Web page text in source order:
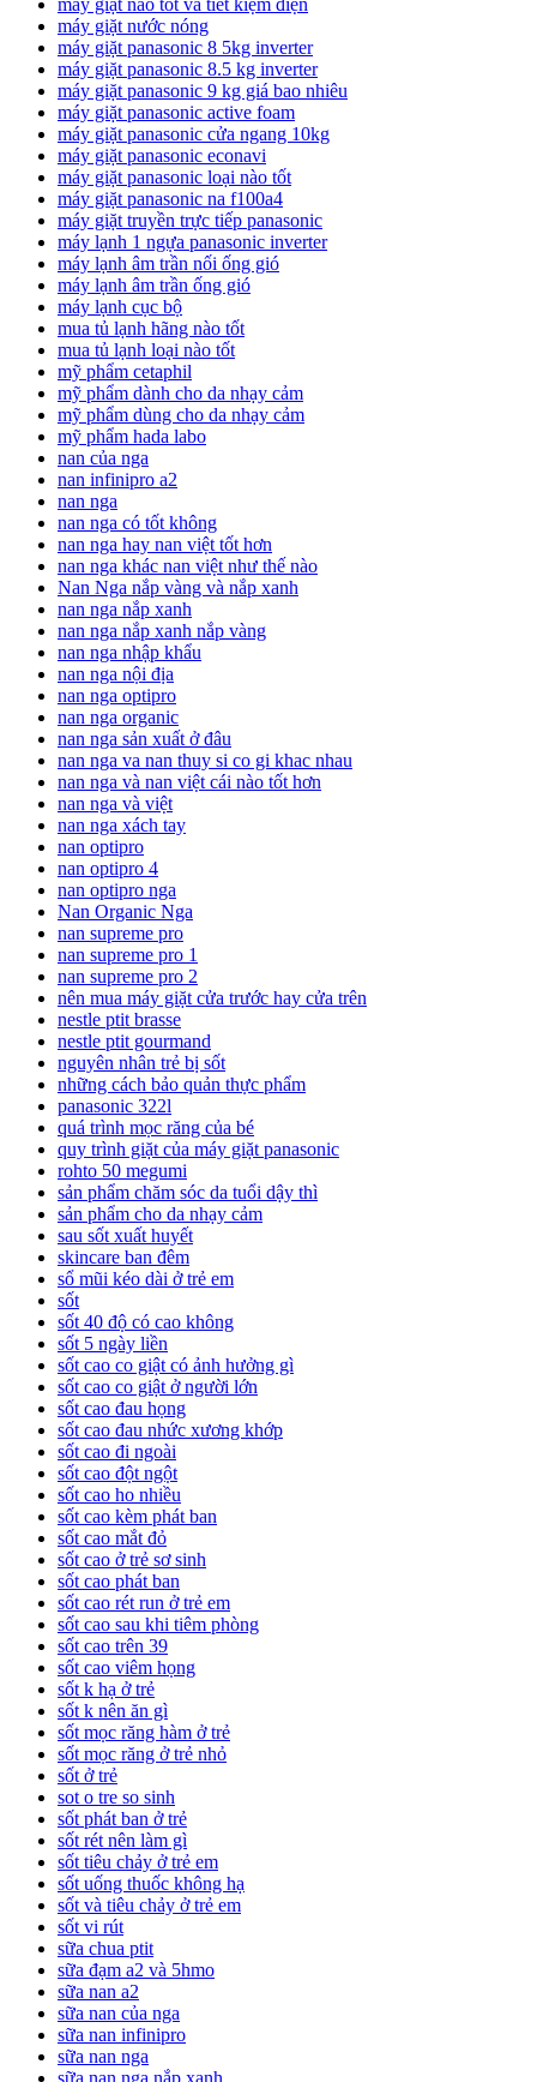
máy giặt nào tốt và tiết kiệm điện
máy giặt nước nóng
máy giặt panasonic 8 5kg inverter
máy giặt panasonic 8.5 kg inverter
máy giặt panasonic 9 kg giá bao nhiêu
máy giặt panasonic active foam
máy giặt panasonic cửa ngang 10kg
máy giặt panasonic econavi
máy giặt panasonic loại nào tốt
máy giặt panasonic na f100a4
máy giặt truyền trực tiếp panasonic
máy lạnh 1 ngựa panasonic inverter
máy lạnh âm trần nối ống gió
máy lạnh âm trần ống gió
máy lạnh cục bộ
mua tủ lạnh hãng nào tốt
mua tủ lạnh loại nào tốt
mỹ phẩm cetaphil
mỹ phẩm dành cho da nhạy cảm
mỹ phẩm dùng cho da nhạy cảm
mỹ phẩm hada labo
nan của nga
nan infinipro a2
nan nga
nan nga có tốt không
nan nga hay nan việt tốt hơn
nan nga khác nan việt như thế nào
Nan Nga nắp vàng và nắp xanh
nan nga nắp xanh
nan nga nắp xanh nắp vàng
nan nga nhập khẩu
nan nga nội địa
nan nga optipro
nan nga organic
nan nga sản xuất ở đâu
nan nga va nan thuy si co gi khac nhau
nan nga và nan việt cái nào tốt hơn
nan nga và việt
nan nga xách tay
nan optipro
nan optipro 4
nan optipro nga
Nan Organic Nga
nan supreme pro
nan supreme pro 1
nan supreme pro 2
nên mua máy giặt cửa trước hay cửa trên
nestle ptit brasse
nestle ptit gourmand
nguyên nhân trẻ bị sốt
những cách bảo quản thực phẩm
panasonic 322l
quá trình mọc răng của bé
quy trình giặt của máy giặt panasonic
rohto 50 megumi
sản phẩm chăm sóc da tuổi dậy thì
sản phẩm cho da nhạy cảm
sau sốt xuất huyết
skincare ban đêm
sổ mũi kéo dài ở trẻ em
sốt
sốt 40 độ có cao không
sốt 5 ngày liền
sốt cao co giật có ảnh hưởng gì
sốt cao co giật ở người lớn
sốt cao đau họng
sốt cao đau nhức xương khớp
sốt cao đi ngoài
sốt cao đột ngột
sốt cao ho nhiều
sốt cao kèm phát ban
sốt cao mắt đỏ
sốt cao ở trẻ sơ sinh
sốt cao phát ban
sốt cao rét run ở trẻ em
sốt cao sau khi tiêm phòng
sốt cao trên 39
sốt cao viêm họng
sốt k hạ ở trẻ
sốt k nên ăn gì
sốt mọc răng hàm ở trẻ
sốt mọc răng ở trẻ nhỏ
sốt ở trẻ
sot o tre so sinh
sốt phát ban ở trẻ
sốt rét nên làm gì
sốt tiêu chảy ở trẻ em
sốt uống thuốc không hạ
sốt và tiêu chảy ở trẻ em
sốt vi rút
sữa chua ptit
sữa đạm a2 và 5hmo
sữa nan a2
sữa nan của nga
sữa nan infinipro
sữa nan nga